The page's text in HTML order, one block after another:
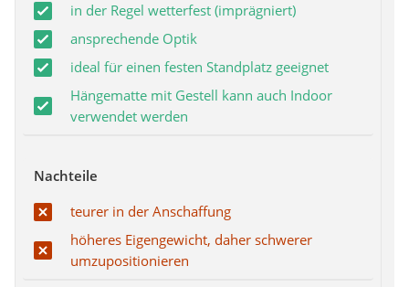
in der Regel wetterfest (imprägniert)
ansprechende Optik
ideal für einen festen Standplatz geeignet
Hängematte mit Gestell kann auch Indoor
verwendet werden
Nachteile
teurer in der Anschaffung
höheres Eigengewicht, daher schwerer
umzupositionieren